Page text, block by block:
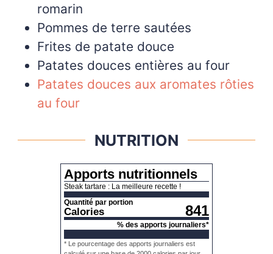
romarin
Pommes de terre sautées
Frites de patate douce
Patates douces entières au four
Patates douces aux aromates rôties
au four
NUTRITION
Apports nutritionnels
Steak tartare : La meilleure recette !
Quantité par portion
Calories 841
% des apports journaliers*
* Le pourcentage des apports journaliers est